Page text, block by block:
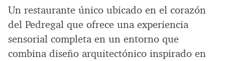
Un restaurante único ubicado en el corazón
del Pedregal que ofrece una experiencia
sensorial completa en un entorno que
combina diseño arquitectónico inspirado en